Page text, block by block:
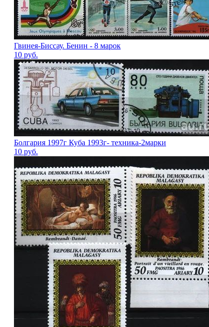
Гвинея-Биссау. Бенин - 8 марок
10 руб.
Болгария 1997г Куба 1993г- техника-2марки
10 руб.